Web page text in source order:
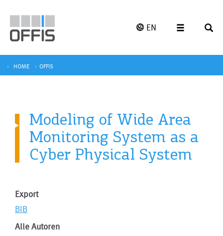
EN
HOME OFFIS
Modeling of Wide Area
Monitoring System as a
Cyber Physical System
Export
BIB
Alle Autoren